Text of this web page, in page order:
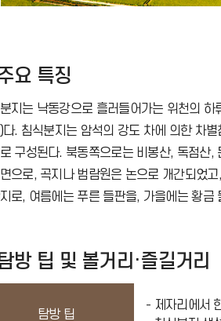
요 특징
지는 낙동강으로 흘러들어가는 위천의
다. 침식분지는 암석의 강도 차에 의한 차
구성된다. 북동쪽으로는 비봉산, 독점산
으로, 곡지나 범람원은 논으로 개간되었
로, 여름에는 푸른 들판을, 가을에는 황
방 팁 및 볼거리·즐길거리
탐방 팁
- 제자리에서